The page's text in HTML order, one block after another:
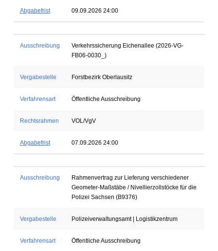
Abgabefrist 09.09.2026 24:00
Ausschreibung
Verkehrssicherung Eichenallee (2026-VG-
FB06-0030_)
Vergabestelle Forstbezirk Oberlausitz
Verfahrensart Öffentliche Ausschreibung
Rechtsrahmen VOL/VgV
Abgabefrist 07.09.2026 24:00
Ausschreibung
Rahmenvertrag zur Lieferung verschiedener
Geometer-Maßstäbe / Nivellierzollstöcke für die
Polizei Sachsen (B9376)
Vergabestelle Polizeiverwaltungsamt | Logistikzentrum
Verfahrensart Öffentliche Ausschreibung